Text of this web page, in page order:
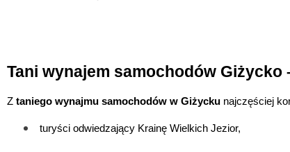
Tani wynajem samochodów
Z taniego wynajmu samochodów w Giżycku najczęściej
turyści odwiedzający Krainę Wielkich Jezior,